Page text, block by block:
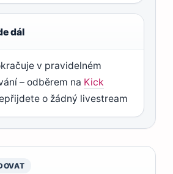
dál
v pravidelném
– odběrem na Kick
o žádný livestream